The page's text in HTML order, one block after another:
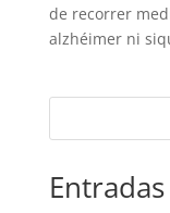
de recorrer
alzhéimer ni